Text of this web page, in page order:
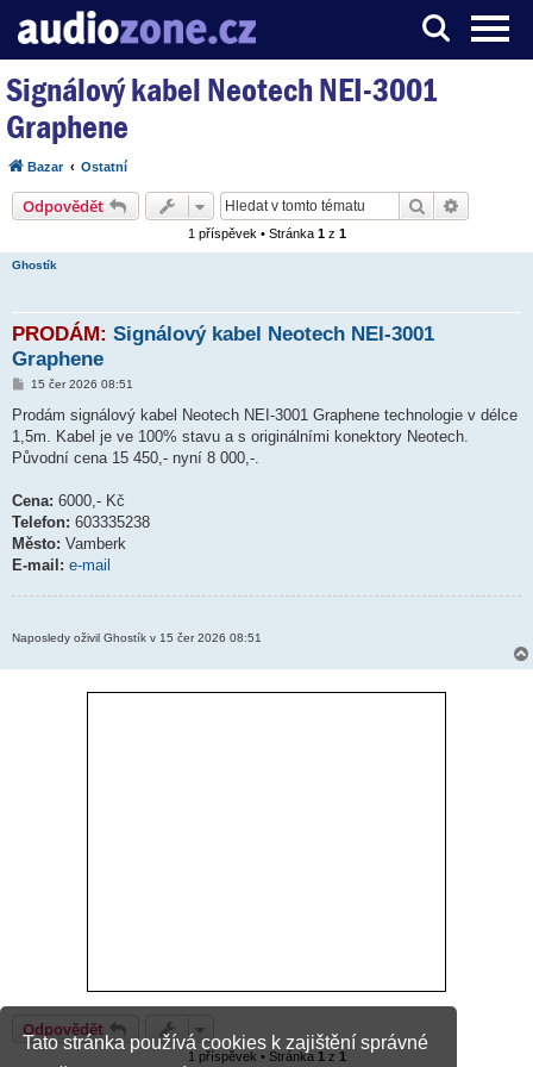
Tato stránka používá cookies k zajištění správné
Server o digitálním zpracování zvuku
Signálový kabel Neotech NEI-3001
Graphene
Bazar Ostatní
Odpovědět Hledat
1 příspěvek • Stránka 1z 1
Ghostík
PRODÁM: Signálový kabel Neotech NEI-3001
Graphene
P
í
p
ě
k
15 čer 2026 08:51
Prodám signálový kabel Neotech NEI-3001 Graphene technologie v délce
1,5m. Kabel je ve 100% stavu a s originálními konektory Neotech.
Původní cena 15 450,- nyní 8 000,-.
Cena: 6000,- Kč
Telefon: 603335238
Město: Vamberk
E-mail: e-mail
Naposledy oživil Ghostík v 15 čer 2026 08:51
Odpovědět
1 příspěvek • Stránka 1 z 1